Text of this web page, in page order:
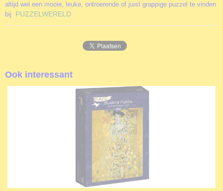
altijd wel een mooie, leuke, ontroerende of juist grappige puzzel te vinden
bij PUZZELWERELD
Ook interessant